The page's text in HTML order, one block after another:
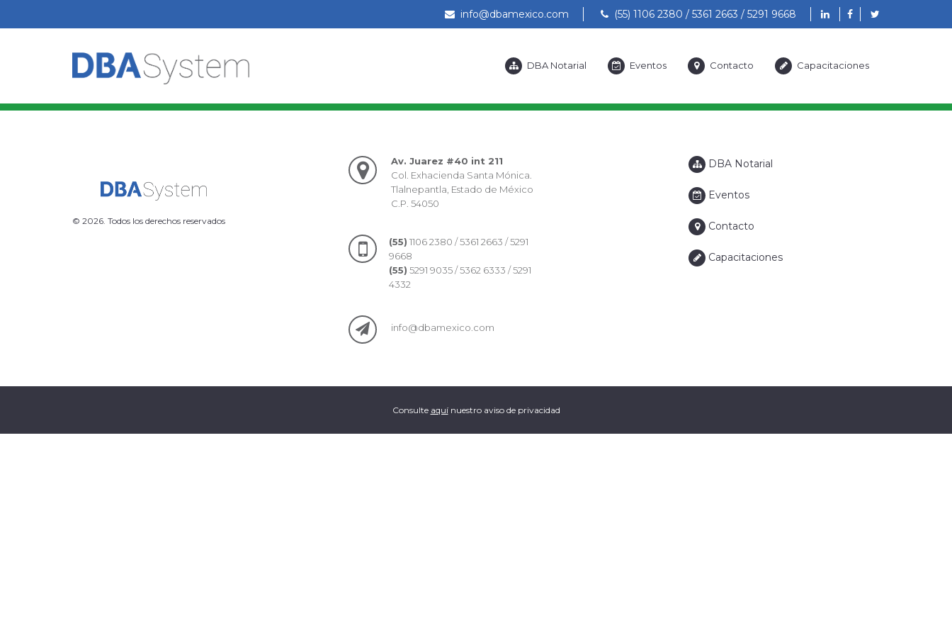
info@dbamexico.com (55) 1106 2380 / 5361 2663 / 5291 9668
DBA Notarial Eventos Contacto Capacitaciones
© 2026. Todos los derechos reservados
Av. Juarez #40 int 211
Col. Exhacienda Santa Mónica.
Tlalnepantla, Estado de México
C.P. 54050
(55) 1106 2380 / 5361 2663 / 5291
9668
(55) 5291 9035 / 5362 6333 / 5291
4332
info@dbamexico.com
DBA Notarial
Eventos
Contacto
Capacitaciones
Consulte aquínuestro aviso de privacidad